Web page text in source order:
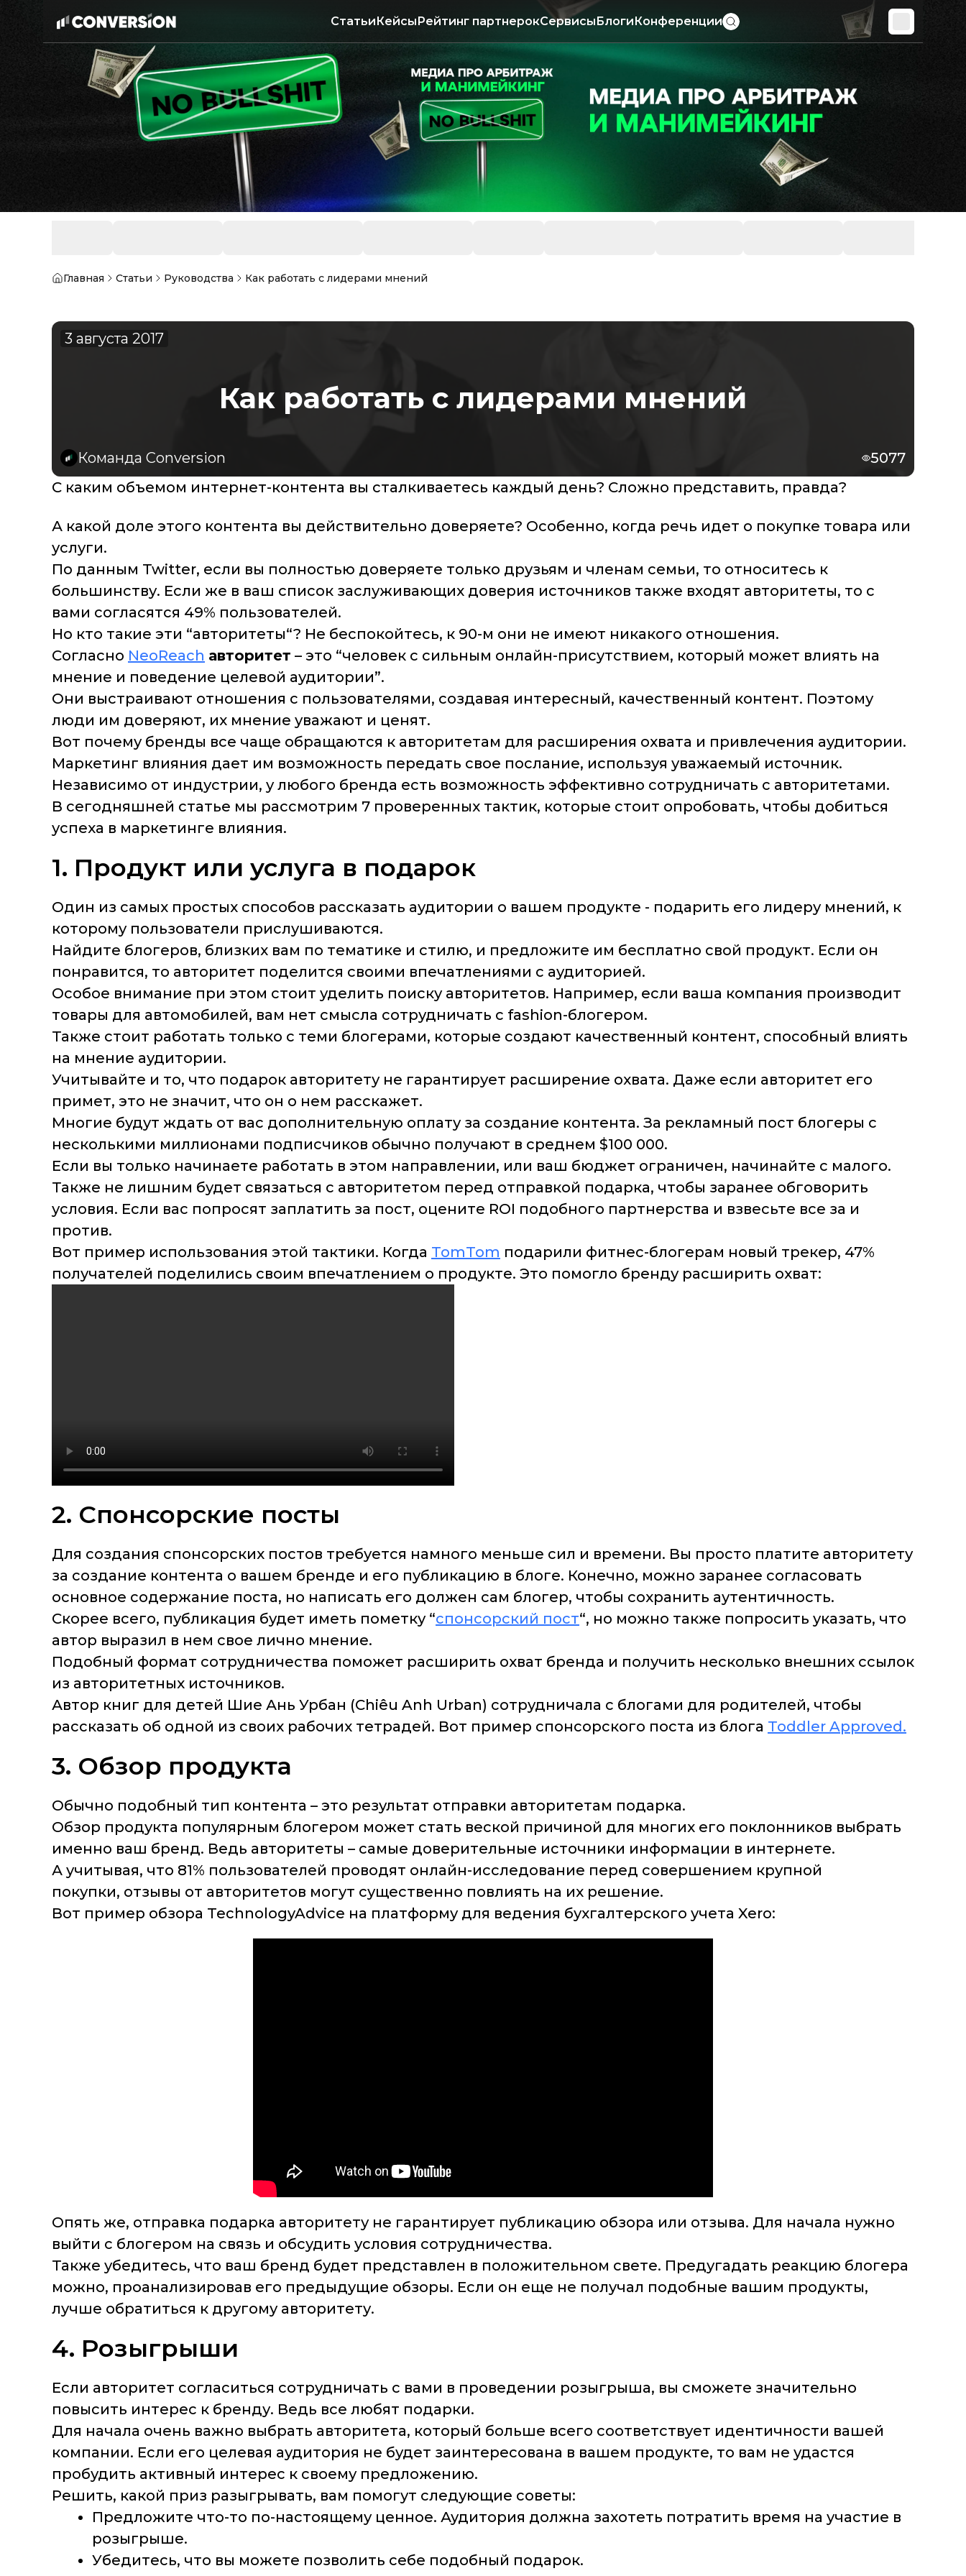
СтатьиКейсыРейтинг партнерокСервисыБлогиКонференции
Главная Статьи Руководства Как работать с лидерами мнений
3 августа 2017
Как работать с лидерами мнений
Команда Conversion
5077
С каким объемом интернет-контента вы сталкиваетесь каждый день? Сложно представить, правда?
А какой доле этого контента вы действительно доверяете? Особенно, когда речь идет о покупке товара или
услуги.
По данным Twitter, если вы полностью доверяете только друзьям и членам семьи, то относитесь к
большинству. Если же в ваш список заслуживающих доверия источников также входят авторитеты, то с
вами согласятся 49% пользователей.
Но кто такие эти “авторитеты“? Не беспокойтесь, к 90-м они не имеют никакого отношения.
Согласно NeoReach авторитет – это “человек с сильным онлайн-присутствием, который может влиять на
мнение и поведение целевой аудитории”.
Они выстраивают отношения с пользователями, создавая интересный, качественный контент. Поэтому
люди им доверяют, их мнение уважают и ценят.
Вот почему бренды все чаще обращаются к авторитетам для расширения охвата и привлечения аудитории.
Маркетинг влияния дает им возможность передать свое послание, используя уважаемый источник.
Независимо от индустрии, у любого бренда есть возможность эффективно сотрудничать с авторитетами.
В сегодняшней статье мы рассмотрим 7 проверенных тактик, которые стоит опробовать, чтобы добиться
успеха в маркетинге влияния.
1. Продукт или услуга в подарок
Один из самых простых способов рассказать аудитории о вашем продукте - подарить его лидеру мнений, к
которому пользователи прислушиваются.
Найдите блогеров, близких вам по тематике и стилю, и предложите им бесплатно свой продукт. Если он
понравится, то авторитет поделится своими впечатлениями с аудиторией.
Особое внимание при этом стоит уделить поиску авторитетов. Например, если ваша компания производит
товары для автомобилей, вам нет смысла сотрудничать с fashion-блогером.
Также стоит работать только с теми блогерами, которые создают качественный контент, способный влиять
на мнение аудитории.
Учитывайте и то, что подарок авторитету не гарантирует расширение охвата. Даже если авторитет его
примет, это не значит, что он о нем расскажет.
Многие будут ждать от вас дополнительную оплату за создание контента. За рекламный пост блогеры с
несколькими миллионами подписчиков обычно получают в среднем $100 000.
Если вы только начинаете работать в этом направлении, или ваш бюджет ограничен, начинайте с малого.
Также не лишним будет связаться с авторитетом перед отправкой подарка, чтобы заранее обговорить
условия. Если вас попросят заплатить за пост, оцените ROI подобного партнерства и взвесьте все за и
против.
Вот пример использования этой тактики. Когда TomTom подарили фитнес-блогерам новый трекер, 47%
получателей поделились своим впечатлением о продукте. Это помогло бренду расширить охват:
2. Спонсорские посты
Для создания спонсорских постов требуется намного меньше сил и времени. Вы просто платите авторитету
за создание контента о вашем бренде и его публикацию в блоге. Конечно, можно заранее согласовать
основное содержание поста, но написать его должен сам блогер, чтобы сохранить аутентичность.
Скорее всего, публикация будет иметь пометку “спонсорский пост“, но можно также попросить указать, что
автор выразил в нем свое лично мнение.
Подобный формат сотрудничества поможет расширить охват бренда и получить несколько внешних ссылок
из авторитетных источников.
Автор книг для детей Шие Ань Урбан (Chiêu Anh Urban) сотрудничала с блогами для родителей, чтобы
рассказать об одной из своих рабочих тетрадей. Вот пример спонсорского поста из блога Toddler Approved.
3. Обзор продукта
Обычно подобный тип контента – это результат отправки авторитетам подарка.
Обзор продукта популярным блогером может стать веской причиной для многих его поклонников выбрать
именно ваш бренд. Ведь авторитеты – самые доверительные источники информации в интернете.
А учитывая, что 81% пользователей проводят онлайн-исследование перед совершением крупной
покупки, отзывы от авторитетов могут существенно повлиять на их решение.
Вот пример обзора TechnologyAdvice на платформу для ведения бухгалтерского учета Xero:
Опять же, отправка подарка авторитету не гарантирует публикацию обзора или отзыва. Для начала нужно
выйти с блогером на связь и обсудить условия сотрудничества.
Также убедитесь, что ваш бренд будет представлен в положительном свете. Предугадать реакцию блогера
можно, проанализировав его предыдущие обзоры. Если он еще не получал подобные вашим продукты,
лучше обратиться к другому авторитету.
4. Розыгрыши
Если авторитет согласиться сотрудничать с вами в проведении розыгрыша, вы сможете значительно
повысить интерес к бренду. Ведь все любят подарки.
Для начала очень важно выбрать авторитета, который больше всего соответствует идентичности вашей
компании. Если его целевая аудитория не будет заинтересована в вашем продукте, то вам не удастся
пробудить активный интерес к своему предложению.
Решить, какой приз разыгрывать, вам помогут следующие советы:
Предложите что-то по-настоящему ценное. Аудитория должна захотеть потратить время на участие в
розыгрыше.
Убедитесь, что вы можете позволить себе подобный подарок.